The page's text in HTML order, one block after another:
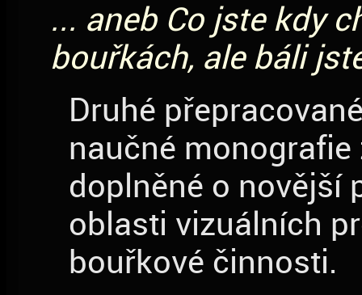
... aneb Co jste kdy
bouřkách, ale báli
Druhé
naučné
doplněné o novější
oblasti vizuálních
bouřkové činnosti.